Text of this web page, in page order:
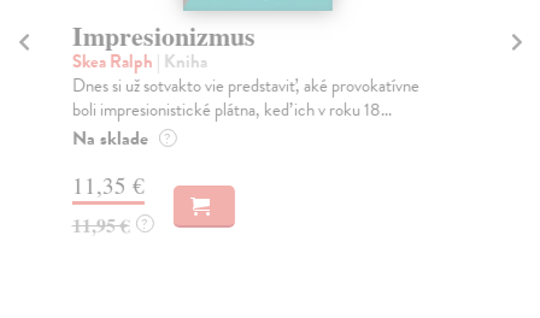
Impresionizmus
Skea Ralph | Kniha
Dnes si už sotvakto vie predstaviť, aké provokatívne
boli impresionistické plátna, keď ich v roku 18...
Na sklade ?
11,35 €
11,95 € ?